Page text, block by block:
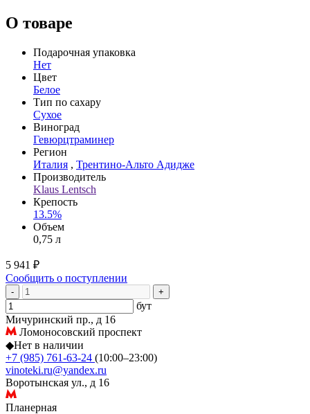
О товаре
Подарочная упаковка
Нет
Цвет
Белое
Тип по сахару
Сухое
Виноград
Гевюрцтраминер
Регион
Италия , Трентино-Альто Адидже
Производитель
Klaus Lentsch
Крепость
13.5%
Объем
0,75 л
5 941 ₽
Сообщить о поступлении
- +
бут
Мичуринский пр., д 16
Ломоносовский проспект
◆Нет в наличии
+7 (985) 761-63-24 (10:00–23:00)
vinoteki.ru@yandex.ru
Воротынская ул., д 16
Планерная